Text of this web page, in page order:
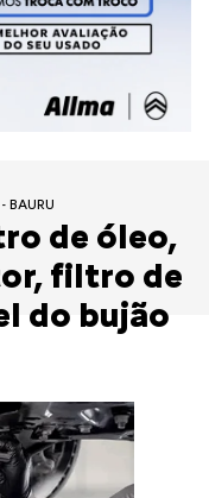
BAURU
de óleo,
filtro de
do bujão